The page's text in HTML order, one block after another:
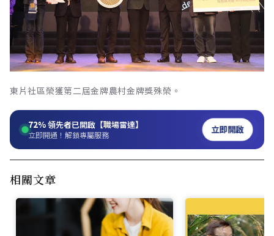
東片社區榮獲第二屆金牌農村金牌獎殊榮。
72%領先者已開啟【職場雷達】
立即開通！解鎖專屬服務 立即開啟
相關文章